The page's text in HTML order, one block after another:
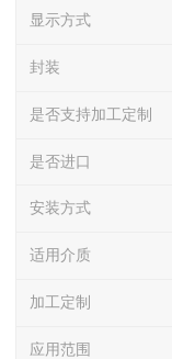
显示方式
封装
是否支持加工定制
是否进口
安装方式
适用介质
加工定制
应用范围